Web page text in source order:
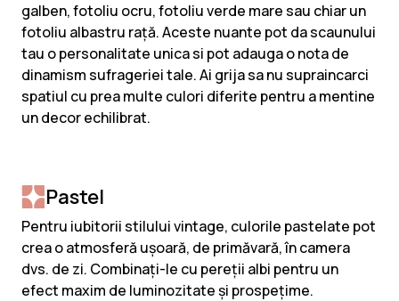
galben, fotoliu ocru, fotoliu verde mare sau chiar un
fotoliu albastru rață. Aceste nuante pot da scaunului
tau o personalitate unica si pot adauga o nota de
dinamism sufrageriei tale. Ai grija sa nu supraincarci
spatiul cu prea multe culori diferite pentru a mentine
un decor echilibrat.
Pastel
Pentru iubitorii stilului vintage, culorile pastelate pot
crea o atmosferă ușoară, de primăvară, în camera
dvs. de zi. Combinați-le cu pereții albi pentru un
efect maxim de luminozitate și prospețime.